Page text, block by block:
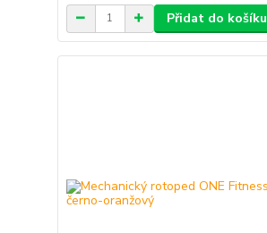
Přidat do košíku